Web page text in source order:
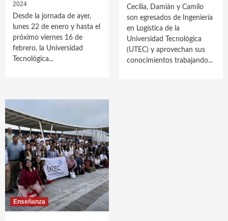
2024
Desde la jornada de ayer,
lunes 22 de enero y hasta el
próximo viernes 16 de
febrero, la Universidad
Tecnológica...
Cecilia, Damián y Camilo
son egresados de Ingeniería
en Logística de la
Universidad Tecnológica
(UTEC) y aprovechan sus
conocimientos trabajando...
Enseñanza